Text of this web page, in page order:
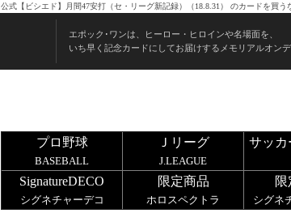
公式【ビシエド】月間47安打（セ・リーグ新記録）（18.8.31） のカードを買う
エポック･ワンは、ヒーロー・ヒロインや名場面を、
いち早く記念カードにしてお届けするメモリアルオン
プロ野球
BASEBALL
Ｊリーグ
J.LEAGUE
サッカ
SignatureDECO
シグネチャーデコ
限定商品
ホロスペクトラ シグネ